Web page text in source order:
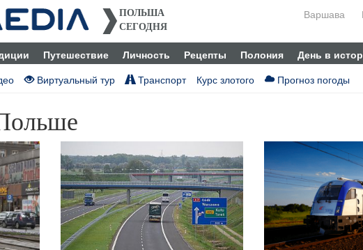
ПОЛЬША
СЕГОДНЯ
Варшава
Путешествие Личность Рецепты Полония День в
Виртуальный тур Транспорт Курс злотого Прогноз погоды